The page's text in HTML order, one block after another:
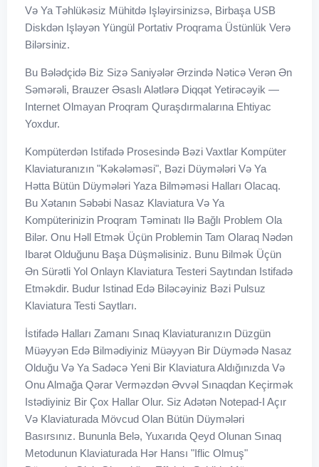
Və Ya Təhlükəsiz Mühitdə Işləyirsinizsə, Birbaşa USB
Diskdən Işləyən Yüngül Portativ Proqrama Üstünlük Verə
Bilərsiniz.
Bu Bələdçidə Biz Sizə Saniyələr Ərzində Nəticə Verən Ən
Səmərəli, Brauzer Əsaslı Alətlərə Diqqət Yetirəcəyik —
Internet Olmayan Proqram Quraşdırmalarına Ehtiyac
Yoxdur.
Kompüterdən Istifadə Prosesində Bəzi Vaxtlar Kompüter
Klaviaturanızın "kəkələməsi", Bəzi Düymələri Və Ya
Hətta Bütün Düymələri Yaza Bilməməsi Halları Olacaq.
Bu Xətanın Səbəbi Nasaz Klaviatura Və Ya
Kompüterinizin Proqram Təminatı Ilə Bağlı Problem Ola
Bilər. Onu Həll Etmək Üçün Problemin Tam Olaraq Nədən
Ibarət Olduğunu Başa Düşməlisiniz. Bunu Bilmək Üçün
Ən Sürətli Yol Onlayn Klaviatura Testeri Saytından Istifadə
Etməkdir. Budur Istinad Edə Biləcəyiniz Bəzi Pulsuz
Klaviatura Testi Saytları.
İstifadə Halları Zamanı Sınaq Klaviaturanızın Düzgün
Müəyyən Edə Bilmədiyiniz Müəyyən Bir Düymədə Nasaz
Olduğu Və Ya Sadəcə Yeni Bir Klaviatura Aldığınızda Və
Onu Almağa Qərar Verməzdən Əvvəl Sınaqdan Keçirmək
Istədiyiniz Bir Çox Hallar Olur. Siz Adətən Notepad-I Açır
Və Klaviaturada Mövcud Olan Bütün Düymələri
Basırsınız. Bununla Belə, Yuxarıda Qeyd Olunan Sınaq
Metodunun Klaviaturada Hər Hansı "iflic Olmuş"